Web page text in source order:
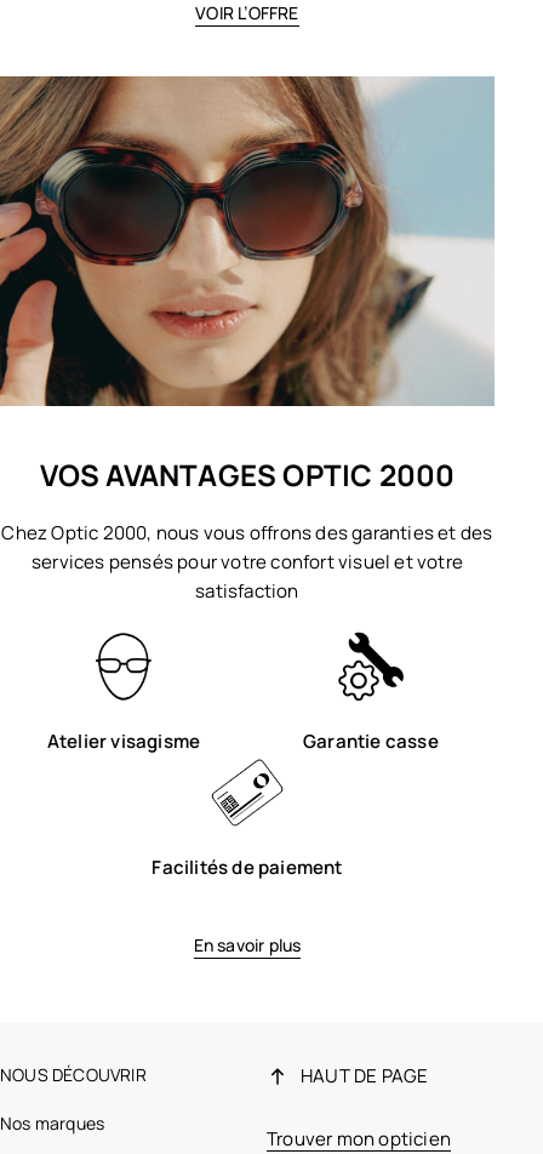
VOIR L’OFFRE
VOS AVANTAGES OPTIC 2000
Chez Optic 2000, nous vous offrons des garanties et des
services pensés pour votre confort visuel et votre
satisfaction
Atelier visagisme Garantie casse
Facilités de paiement
En savoir plus
NOUS DÉCOUVRIR
Nos marques
HAUT DE PAGE
Trouver mon opticien